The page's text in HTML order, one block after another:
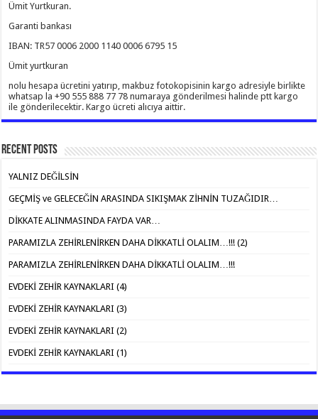
Ümit Yurtkuran.
Garanti bankası
IBAN: TR57 0006 2000 1140 0006 6795 15
Ümit yurtkuran
nolu hesapa ücretini yatırıp, makbuz fotokopisinin kargo adresiyle birlikte
whatsap la +90 555 888 77 78 numaraya gönderilmesi halinde ptt kargo
ile gönderilecektir. Kargo ücreti alıcıya aittir.
Recent Posts
YALNIZ DEĞİLSİN
GEÇMİŞ ve GELECEĞİN ARASINDA SIKIŞMAK ZİHNİN TUZAĞIDIR…
DİKKATE ALINMASINDA FAYDA VAR…
PARAMIZLA ZEHİRLENİRKEN DAHA DİKKATLİ OLALIM…!!! (2)
PARAMIZLA ZEHİRLENİRKEN DAHA DİKKATLİ OLALIM…!!!
EVDEKİ ZEHİR KAYNAKLARI (4)
EVDEKİ ZEHİR KAYNAKLARI (3)
EVDEKİ ZEHİR KAYNAKLARI (2)
EVDEKİ ZEHİR KAYNAKLARI (1)